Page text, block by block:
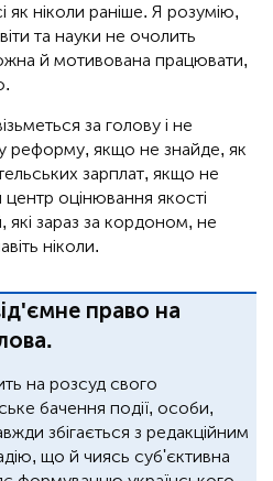
як ніколи раніше. Я розумію,
та науки не очолить
й мотивована працювати,
за голову і не
реформу, якщо не знайде, як
зарплат, якщо не
оцінювання якості
які зараз за кордоном, не
ніколи.
право на
на розсуд свого
бачення події, особи,
збігається з редакційним
що й чиясь суб'єктивна